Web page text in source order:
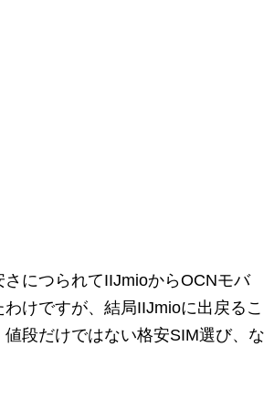
さにつられてIIJmioからOCNモバ
けですが、結局IIJmioに出戻るこ
値段だけではない格安SIM選び、な